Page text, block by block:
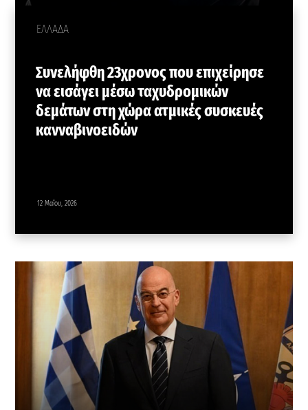
ΕΛΛΑΔΑ
Συνελήφθη 23χρονος που επιχείρησε
να εισάγει μέσω ταχυδρομικών
δεμάτων στη χώρα ατμικές συσκευές
κανναβινοειδών
12 Μαΐου, 2026